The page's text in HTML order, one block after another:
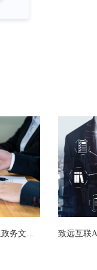
致远互联AI原生应用｜一站式打通政务文稿生产链路，常务会议纪要智能体全新发布